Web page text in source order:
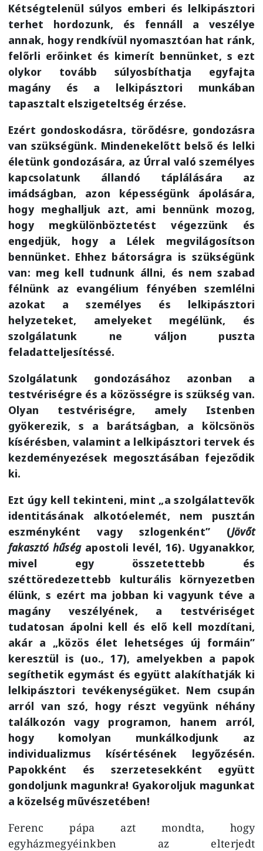
Kétségtelenül súlyos emberi és lelkipásztori
terhet hordozunk, és fennáll a veszélye
annak, hogy rendkívül nyomasztóan hat ránk,
felőrli erőinket és kimerít bennünket, s ezt
olykor tovább súlyosbíthatja egyfajta
magány és a lelkipásztori munkában
tapasztalt elszigeteltség érzése.
Ezért gondoskodásra, törődésre, gondozásra
van szükségünk. Mindenekelőtt belső és lelki
életünk gondozására, az Úrral való személyes
kapcsolatunk állandó táplálására az
imádságban, azon képességünk ápolására,
hogy meghalljuk azt, ami bennünk mozog,
hogy megkülönböztetést végezzünk és
engedjük, hogy a Lélek megvilágosítson
bennünket. Ehhez bátorságra is szükségünk
van: meg kell tudnunk állni, és nem szabad
félnünk az evangélium fényében szemlélni
azokat a személyes és lelkipásztori
helyzeteket, amelyeket megélünk, és
szolgálatunk ne váljon puszta
feladatteljesítéssé.
Szolgálatunk gondozásához azonban a
testvériségre és a közösségre is szükség van.
Olyan testvériségre, amely Istenben
gyökerezik, s a barátságban, a kölcsönös
kísérésben, valamint a lelkipásztori tervek és
kezdeményezések megosztásában fejeződik
ki.
Ezt úgy kell tekinteni, mint „a szolgálattevők
identitásának alkotóelemét, nem pusztán
eszményként vagy szlogenként” (Jövőt
fakasztó hűségapostoli levél, 16). Ugyanakkor,
mivel egy összetettebb és
széttöredezettebb kulturális környezetben
élünk, s ezért ma jobban ki vagyunk téve a
magány veszélyének, a testvériséget
tudatosan ápolni kell és elő kell mozdítani,
akár a „közös élet lehetséges új formáin”
keresztül is (uo., 17), amelyekben a papok
segíthetik egymást és együtt alakíthatják ki
lelkipásztori tevékenységüket. Nem csupán
arról van szó, hogy részt vegyünk néhány
találkozón vagy programon, hanem arról,
hogy komolyan munkálkodjunk az
individualizmus kísértésének legyőzésén.
Papokként és szerzetesekként együtt
gondoljunk magunkra! Gyakoroljuk magunkat
a közelség művészetében!
Ferenc pápa azt mondta, hogy
egyházmegyéinkben az elterjedt